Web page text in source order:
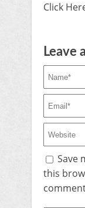
Click
Leave
Save
this